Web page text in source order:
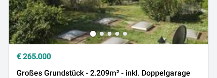
€ 265.000
Großes Grundstück - 2.209m² - inkl. Doppelgarage